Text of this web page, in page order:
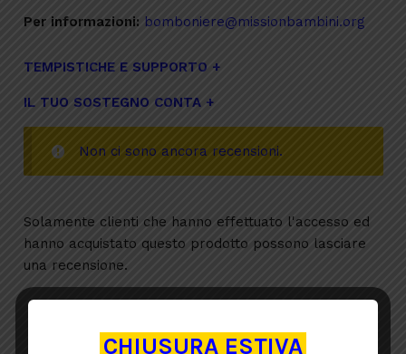
Per informazioni: bomboniere@missionbambini.org
TEMPISTICHE E SUPPORTO
IL TUO SOSTEGNO CONTA
Non ci sono ancora recensioni.
Solamente clienti che hanno effettuato l'accesso ed
hanno acquistato questo prodotto possono lasciare
una recensione.
CHIUSURA ESTIVA